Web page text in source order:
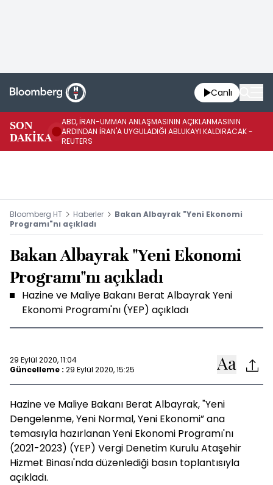
Canlı
SON
DAKİKA
ABD, İRAN-UMMAN ANLAŞMASININ AÇIKLANMASININ
ARDINDAN İRAN'A UYGULADIĞI ABLUKAYI KALDIRACAK -
REUTERS
Bloomberg HT Haberler
Bakan Albayrak "Yeni Ekonomi
Programı"nı açıkladı
Bakan Albayrak "Yeni Ekonomi
Programı"nı açıkladı
Hazine ve Maliye Bakanı Berat Albayrak Yeni
Ekonomi Programı'nı (YEP) açıkladı
29 Eylül 2020, 11:04
Güncelleme :29 Eylül 2020, 15:25
Hazine ve Maliye Bakanı Berat Albayrak, "Yeni
Dengelenme, Yeni Normal, Yeni Ekonomi” ana
temasıyla hazırlanan Yeni Ekonomi Programı'nı
(2021-2023) (YEP) Vergi Denetim Kurulu Ataşehir
Hizmet Binası'nda düzenlediği basın toplantısıyla